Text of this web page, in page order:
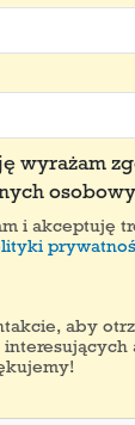
wyrażam
i akceptuję
aby